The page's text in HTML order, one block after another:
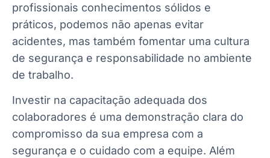
profissionais conhecimentos sólidos e
práticos, podemos não apenas evitar
acidentes, mas também fomentar uma cultura
de segurança e responsabilidade no ambiente
de trabalho.
Investir na capacitação adequada dos
colaboradores é uma demonstração clara do
compromisso da sua empresa com a
segurança e o cuidado com a equipe. Além